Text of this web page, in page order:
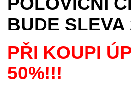
BUDE SLEVA
PŘI KOUPI
50%!!!